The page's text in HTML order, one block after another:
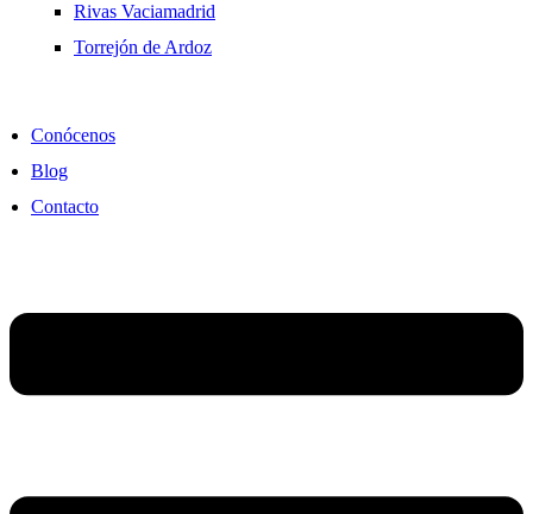
Rivas Vaciamadrid
Torrejón de Ardoz
Conócenos
Blog
Contacto